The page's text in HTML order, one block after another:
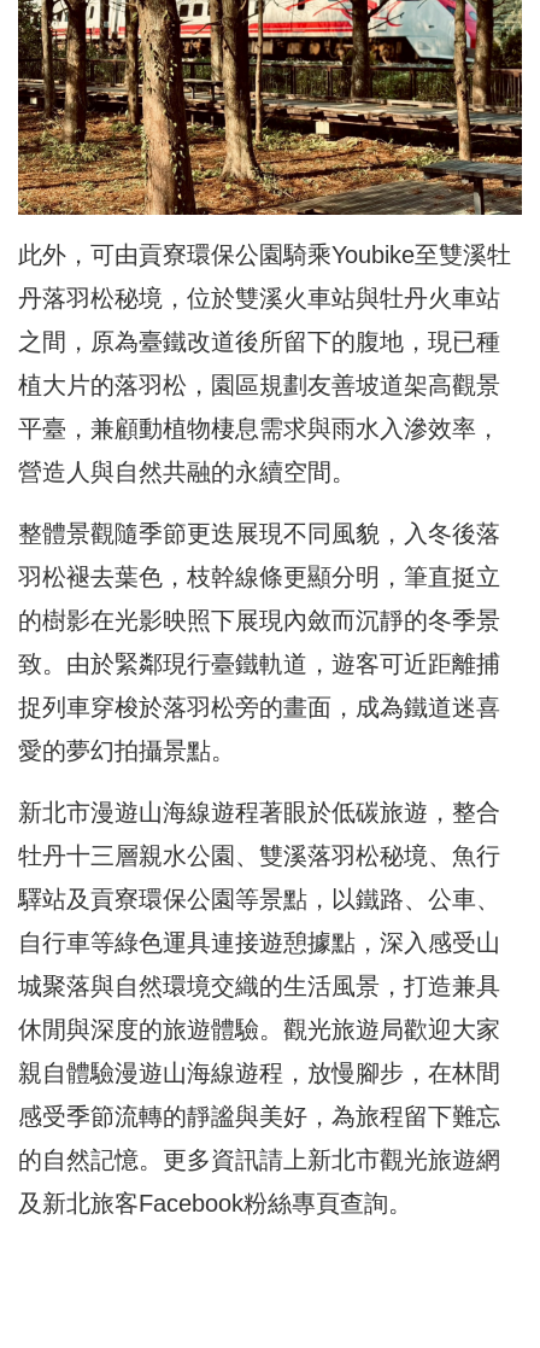
此外，可由貢寮環保公園騎乘Youbike至雙溪牡
丹落羽松秘境，位於雙溪火車站與牡丹火車站
之間，原為臺鐵改道後所留下的腹地，現已種
植大片的落羽松，園區規劃友善坡道架高觀景
平臺，兼顧動植物棲息需求與雨水入滲效率，
營造人與自然共融的永續空間。
整體景觀隨季節更迭展現不同風貌，入冬後落
羽松褪去葉色，枝幹線條更顯分明，筆直挺立
的樹影在光影映照下展現內斂而沉靜的冬季景
致。由於緊鄰現行臺鐵軌道，遊客可近距離捕
捉列車穿梭於落羽松旁的畫面，成為鐵道迷喜
愛的夢幻拍攝景點。
新北市漫遊山海線遊程著眼於低碳旅遊，整合
牡丹十三層親水公園、雙溪落羽松秘境、魚行
驛站及貢寮環保公園等景點，以鐵路、公車、
自行車等綠色運具連接遊憩據點，深入感受山
城聚落與自然環境交織的生活風景，打造兼具
休閒與深度的旅遊體驗。觀光旅遊局歡迎大家
親自體驗漫遊山海線遊程，放慢腳步，在林間
感受季節流轉的靜謐與美好，為旅程留下難忘
的自然記憶。更多資訊請上新北市觀光旅遊網
及新北旅客Facebook粉絲專頁查詢。